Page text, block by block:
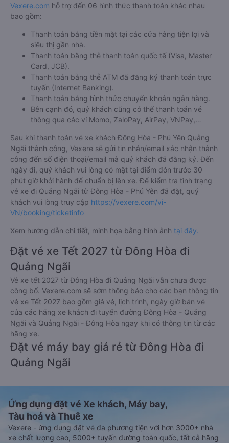
Vexere.com hỗ trợ đến 06 hình thức thanh toán khác nhau
bao gồm:
Thanh toán bằng tiền mặt tại các cửa hàng tiện lợi và
siêu thị gần nhà.
Thanh toán bằng thẻ thanh toán quốc tế (Visa, Master
Card, JCB).
Thanh toán bằng thẻ ATM đã đăng ký thanh toán trực
tuyến (Internet Banking).
Thanh toán bằng hình thức chuyển khoản ngân hàng.
Bên cạnh đó, quý khách cũng có thể thanh toán vé
thông qua các ví Momo, ZaloPay, AirPay, VNPay,…
Sau khi thanh toán vé xe khách Đông Hòa - Phú Yên Quảng
Ngãi thành công, Vexere sẽ gửi tin nhắn/email xác nhận thành
công đến số điện thoại/email mà quý khách đã đăng ký. Đến
ngày đi, quý khách vui lòng có mặt tại điểm đón trước 30
phút giờ khởi hành để chuẩn bị lên xe. Để kiểm tra tình trạng
vé xe đi Quảng Ngãi từ Đông Hòa - Phú Yên đã đặt, quý
khách vui lòng truy cập https://vexere.com/vi-
VN/booking/ticketinfo
Xem hướng dẫn chi tiết, minh họa bằng hình ảnh tại đây.
Đặt vé xe Tết 2027 từ Đông Hòa đi
Quảng Ngãi
Vé xe tết 2027 từ Đông Hòa đi Quảng Ngãi vẫn chưa được
công bố. Vexere.com sẽ sớm thông báo cho các bạn thông tin
vé xe Tết 2027 bao gồm giá vé, lịch trình, ngày giờ bán vé
của các hãng xe khách đi tuyến đường Đông Hòa - Quảng
Ngãi và Quảng Ngãi - Đông Hòa ngay khi có thông tin từ các
hãng xe.
Đặt vé máy bay giá rẻ từ Đông Hòa đi
Quảng Ngãi
Ứng dụng đặt vé Xe khách, Máy bay,
Tàu hoả và Thuê xe
Vexere - ứng dụng đặt vé đa phương tiện với hơn 3000+ nhà
xe chất lượng cao, 5000+ tuyến đường toàn quốc, tất cả hãng